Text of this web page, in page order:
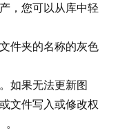
，您可以从库中轻
件夹的名称的灰色
如果无法更新图
文件写入或修改权
。